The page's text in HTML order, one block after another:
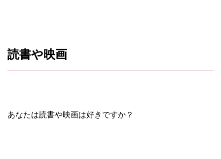
読書や映画
あなたは読書や映画は好きですか？